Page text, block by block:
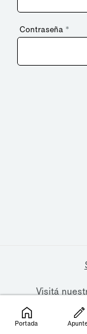
Contraseña *
Visitá
Portada